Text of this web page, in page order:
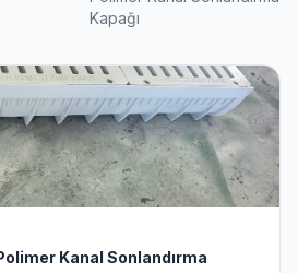
Kapağı
Kanal Sonlandırma